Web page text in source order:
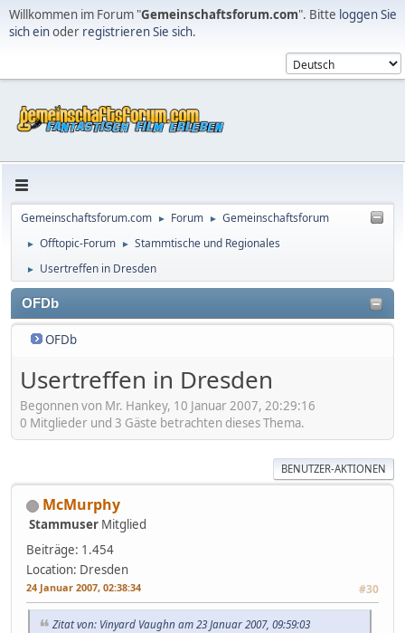
Willkommen im Forum "Gemeinschaftsforum.com". Bitte loggen Sie
sich einoder registrieren Sie sich.
Gemeinschaftsforum.com ► Forum ► Gemeinschaftsforum
► Offtopic-Forum ► Stammtische und Regionales
► Usertreffen in Dresden
OFDb
OFDb
Usertreffen in Dresden
Begonnen von Mr. Hankey, 10 Januar 2007, 20:29:16
0 Mitglieder und 3 Gäste betrachten dieses Thema.
BENUTZER-AKTIONEN
McMurphy
Stammuser Mitglied
Beiträge: 1.454
Location: Dresden
24 Januar 2007, 02:38:34 #30
Zitat von: Vinyard Vaughn am 23 Januar 2007, 09:59:03